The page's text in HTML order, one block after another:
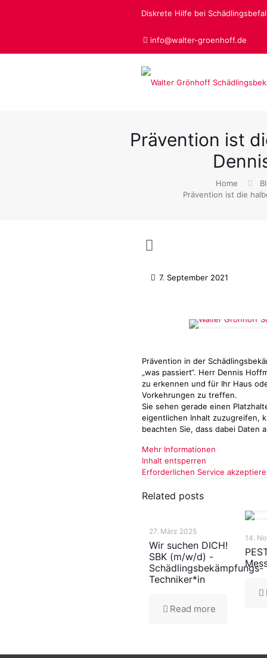
Diskrete Hilfe bei
info@walter-groenhoff.de
Prävention ist
Home
Prävention ist die
7. September 2021
Prävention in der
„was passiert“. Herr Dennis
zu erkennen und für Ihr Haus
Vorkehrungen zu treffen.
Sie sehen gerade einen
eigentlichen Inhalt zuzugreifen,
beachten Sie, dass dabei
Mehr Informationen
Inhalt entsperren
Erforderlichen Service
Related posts
27. März 2025
Wir suchen DICH!
SBK (m/w/d) -
Schädlingsbekämpfungs-
Techniker*in
Read more
14.